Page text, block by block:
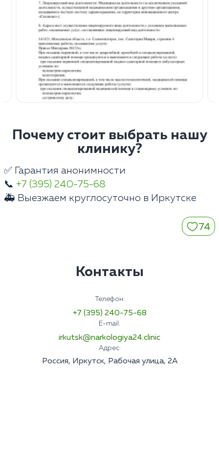
Почему стоит выбрать нашу
клинику?
✅ Гарантия анонимности
📞 +7 (395) 240-75-68
🚑 Выезжаем круглосуточно в Иркутске
74
Контакты
Телефон:
+7 (395) 240-75-68
E-mail:
irkutsk@narkologiya24.clinic
Адрес:
Россия, Иркутск, Рабочая улица, 2А